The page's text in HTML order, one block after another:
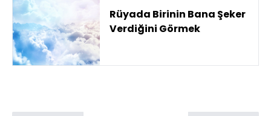
Rüyada Birinin Bana Şeker
Verdiğini Görmek